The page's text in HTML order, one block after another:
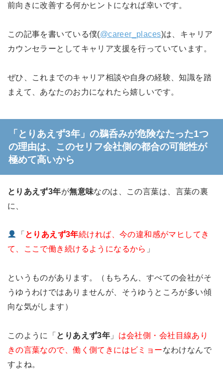
前向きに改善する何かヒントになれば幸いです。
この記事を書いている僕(@career_places)は、キャリア
カウンセラーとしてキャリア支援を行っていています。
ぜひ、これまでのキャリア相談や自身の経験、知識を踏
まえて、あなたのお力になれたら嬉しいです。
「とりあえず3年」の鵜呑みが危険なたった1つ
の理由は、このセリフ会社側の都合の可能性が
極めて高いから
とりあえず3年が無意味なのは、この言葉は、言葉の裏
に、
「 とりあえず3年続ければ、今の違和感がマヒしてき
て、ここで働き続けるようになるから 」
というものがあります。（もちろん、すべての会社がそ
うゆうわけではありませんが、そうゆうところが多い傾
向な気がします）
このように「とりあえず3年 」 は会社側・会社目線あり
きの言葉なので、働く側てきにはビミョーなわけなんで
すよね。